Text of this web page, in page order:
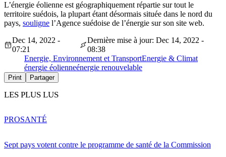
L’énergie éolienne est géographiquement répartie sur tout le
territoire suédois, la plupart étant désormais située dans le nord du
pays, souligne l’Agence suédoise de l’énergie sur son site web.
Dec 14, 2022 -
07:21
Dernière mise à jour: Dec 14, 2022 -
08:38
Energie, Environnement et TransportEnergie & Climat
énergie éolienneénergie renouvelable
Print Partager
LES PLUS LUS
Sept pays votent contre le programme de santé de la Commission
PROSANTÉ